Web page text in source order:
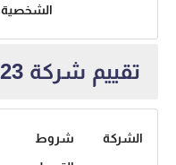
الشخصية
تقييم شركة 123 Credit Union
الشركة
شروط